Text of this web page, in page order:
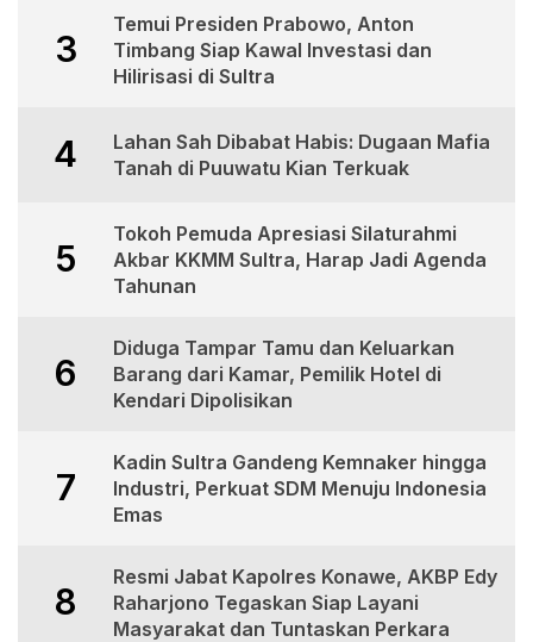
3
Temui Presiden Prabowo, Anton
Timbang Siap Kawal Investasi dan
Hilirisasi di Sultra
4
Lahan Sah Dibabat Habis: Dugaan Mafia
Tanah di Puuwatu Kian Terkuak
5
Tokoh Pemuda Apresiasi Silaturahmi
Akbar KKMM Sultra, Harap Jadi Agenda
Tahunan
6
Diduga Tampar Tamu dan Keluarkan
Barang dari Kamar, Pemilik Hotel di
Kendari Dipolisikan
7
Kadin Sultra Gandeng Kemnaker hingga
Industri, Perkuat SDM Menuju Indonesia
Emas
8
Resmi Jabat Kapolres Konawe, AKBP Edy
Raharjono Tegaskan Siap Layani
Masyarakat dan Tuntaskan Perkara